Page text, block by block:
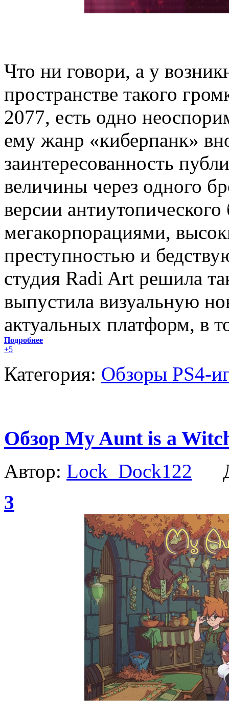
Что ни говори, а у
пространстве такого
2077, есть одно
ему жанр «киберпанк»
заинтересованность
величины через одного
версии
мегакорпорациями,
преступностью и
студия Radi Art решила
выпустила визуальную
актуальных платформ, в
Подробнее
+5
Категория: Обзоры PS4-
Обзор My Aunt is a
Автор: Lock_Dock122
3